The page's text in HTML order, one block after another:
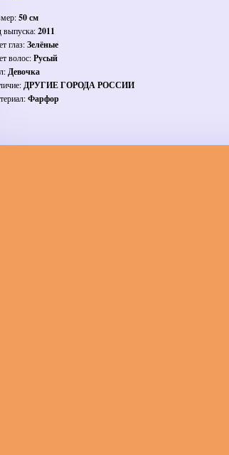
50 см
выпуска:2011
глаз:Зелёные
волос:Русый
Девочка
ДРУГИЕ ГОРОДА РОССИИ
Фарфор